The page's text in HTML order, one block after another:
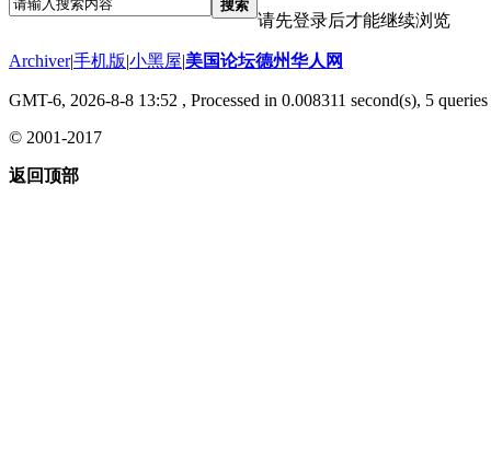
搜索
请先登录后才能继续浏览
Archiver|手机版|小黑屋|美国论坛德州华人网
GMT-6, 2026-8-8 13:52 , Processed in 0.008311 second(s), 5 queries
© 2001-2017
返回顶部